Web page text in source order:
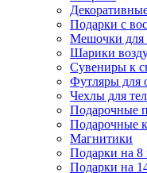
Подарки с
Мешочки для
Шарики
Сувениры к
Футляры для
Чехлы для
Подарочные
Подарочные
Магнитики
Подарки на 8
Подарки на